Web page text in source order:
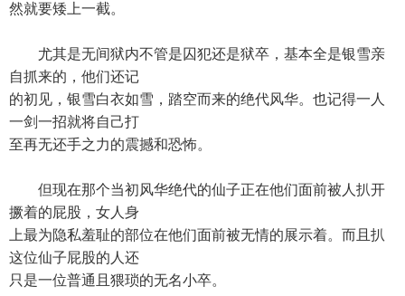
然就要矮上一截。
尤其是无间狱内不管是囚犯还是狱卒，基本全是银雪亲
自抓来的，他们还记
的初见，银雪白衣如雪，踏空而来的绝代风华。也记得一人
一剑一招就将自己打
至再无还手之力的震撼和恐怖。
但现在那个当初风华绝代的仙子正在他们面前被人扒开
撅着的屁股，女人身
上最为隐私羞耻的部位在他们面前被无情的展示着。而且扒
这位仙子屁股的人还
只是一位普通且猥琐的无名小卒。